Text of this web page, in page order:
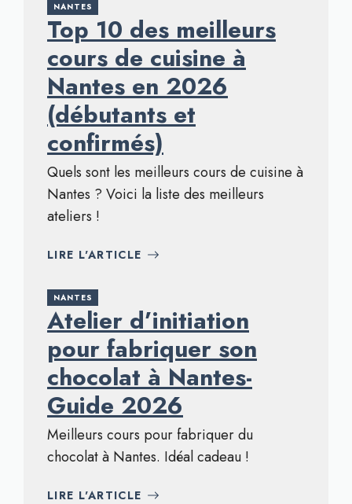
NANTES
Top 10 des meilleurs
cours de cuisine à
Nantes en 2026
(débutants et
confirmés)
Quels sont les meilleurs cours de cuisine à
Nantes ? Voici la liste des meilleurs
ateliers !
LIRE L'ARTICLE
NANTES
Atelier d’initiation
pour fabriquer son
chocolat à Nantes-
Guide 2026
Meilleurs cours pour fabriquer du
chocolat à Nantes. Idéal cadeau !
LIRE L'ARTICLE